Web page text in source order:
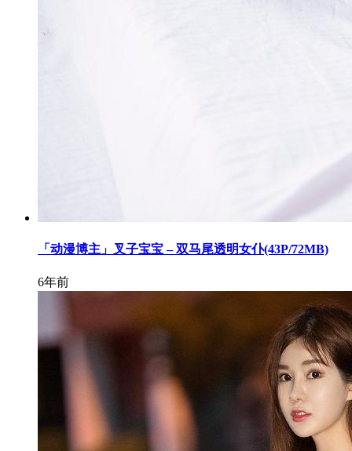
「动漫博主」叉子宝宝 – 双马尾透明女仆(43P/72MB)
6年前